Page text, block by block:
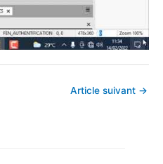
Article suivant →